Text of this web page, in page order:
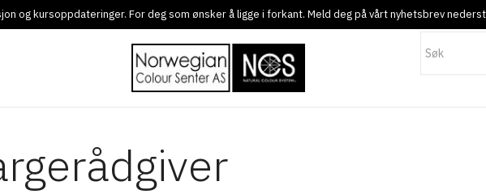
og kursoppdateringer. For deg som ønsker å ligge i forkant. Meld deg på vårt nyhetsbrev